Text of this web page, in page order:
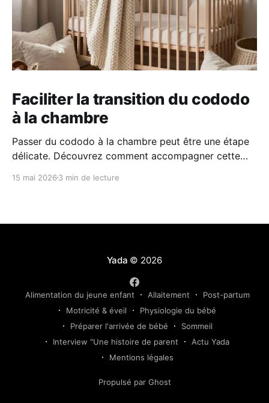
Faciliter la transition du cododo
à la chambre
Passer du cododo à la chambre peut être une étape
délicate. Découvrez comment accompagner cette
environnement rassurant et une approche
15 mai 2026 3 min de lecture
Yada © 2026
Alimentation du jeune enfant Allaitement
Post-partum
Motricité & éveil
Physiologie du bébé
Préparer l'arrivée de bébé
Sommeil
Interview "Une histoire de parent
Actu Yada
Mentions légales
Propulsé par Ghost